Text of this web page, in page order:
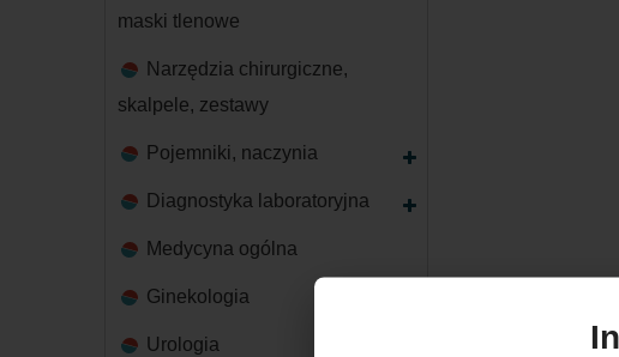
maski tlenowe
Narzędzia chirurgiczne,
skalpele, zestawy
Pojemniki, naczynia
Diagnostyka laboratoryjna
Medycyna ogólna
Ginekologia
Urologia